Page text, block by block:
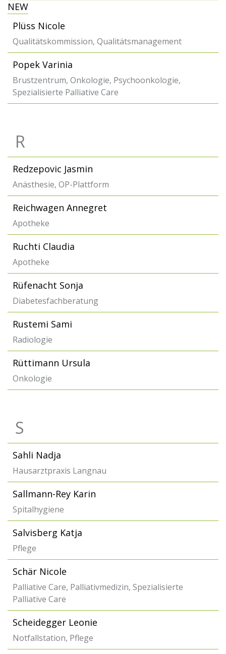
NEW
Plüss Nicole
Qualitätskommission, Qualitätsmanagement
Popek Varinia
Brustzentrum, Onkologie, Psychoonkologie,
Spezialisierte Palliative Care
R
Redzepovic Jasmin
Anästhesie, OP-Plattform
Reichwagen Annegret
Apotheke
Ruchti Claudia
Apotheke
Rüfenacht Sonja
Diabetesfachberatung
Rustemi Sami
Radiologie
Rüttimann Ursula
Onkologie
S
Sahli Nadja
Hausarztpraxis Langnau
Sallmann-Rey Karin
Spitalhygiene
Salvisberg Katja
Pflege
Schär Nicole
Palliative Care, Palliativmedizin, Spezialisierte
Palliative Care
Scheidegger Leonie
Notfallstation, Pflege